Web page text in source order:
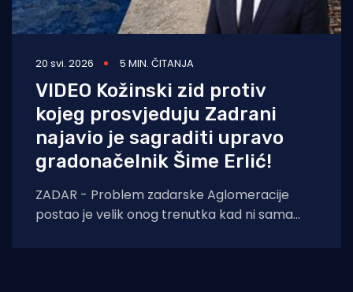
20 svi. 2026 5 MIN. ČITANJA
VIDEO Kožinski zid protiv
kojeg prosvjeduju Zadrani
najavio je sagraditi upravo
gradonačelnik Šime Erlić!
ZADAR - Problem zadarske Aglomeracije
postao je velik onog trenutka kad ni sama